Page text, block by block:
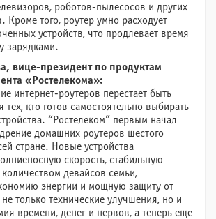
роботов-пылесосов и других
Кроме того, роутер умно расходует
устройств, что продлевает время
зарядками.
вице-президент по продуктам
«Ростелекома»:
интернет-роутеров перестает быть
тех, кто готов самостоятельно выбирать
“Ростелеком” первым начал
домашних роутеров шестого
стране. Новые устройства
скорость, стабильную
девайсов семьи,
энергии и мощную защиту от
только технические улучшения, но и
времени, денег и нервов, а теперь еще